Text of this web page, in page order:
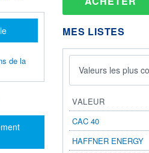
de la
MES LISTES
Valeurs les plus
VALEUR
CAC 40
HAFFNER ENERGY